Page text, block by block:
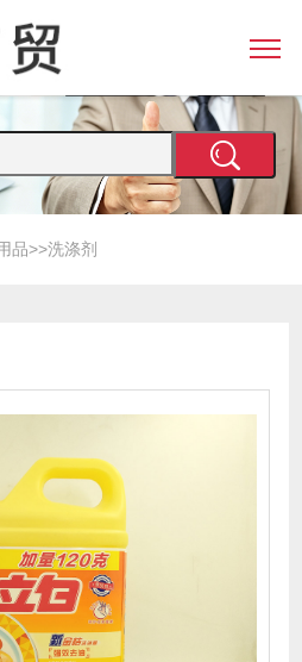
品>>洗涤剂